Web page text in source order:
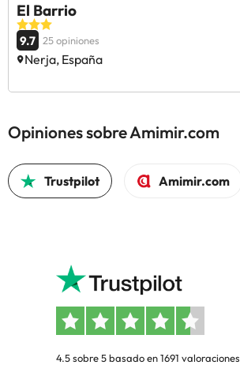
El Barrio
9.7 25 opiniones
Nerja, España
Opiniones sobre Amimir.com
Trustpilot Amimir.com
4.5 sobre 5 basado en 1691 valoraciones